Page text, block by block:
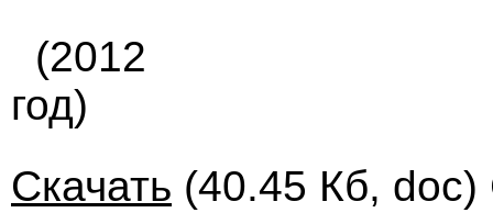
(2012
год)
Скачать (40.45 Кб, doc)